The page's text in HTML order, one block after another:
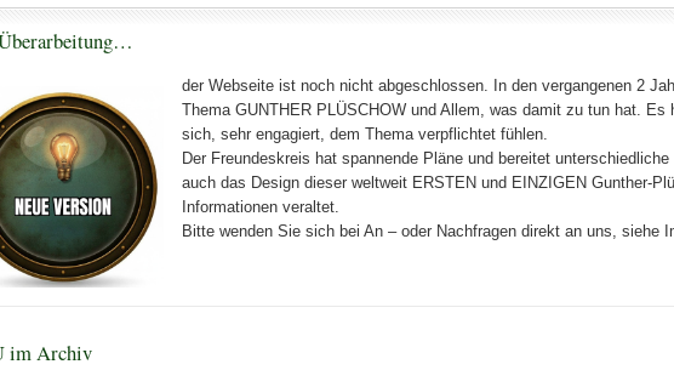
der Webseite ist noch nicht abgeschlossen. In den vergangenen 2
Thema GUNTHER PLÜSCHOW und Allem, was damit zu tun hat.
sich, sehr engagiert, dem Thema verpflichtet fühlen.
Der Freundeskreis hat spannende Pläne und bereitet
auch das Design dieser weltweit ERSTEN und EINZIGEN Gunther-
Informationen veraltet.
Bitte wenden Sie sich bei An – oder Nachfragen direkt an uns, siehe
im Archiv